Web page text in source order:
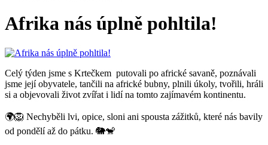
Afrika nás úplně pohltila!
Celý týden jsme s Krtečkem putovali po africké savaně, poznávali
jsme její obyvatele, tančili na africké bubny, plnili úkoly, tvořili, hráli
si a objevovali život zvířat i lidí na tomto zajímavém kontinentu.
🌍🦁 Nechyběli lvi, opice, sloni ani spousta zážitků, které nás bavily
od pondělí až do pátku. 🐘🐒